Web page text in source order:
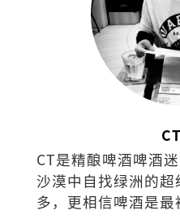
CT
CT是精酿啤酒啤酒
沙漠中自找绿洲的
多，更相信啤酒是最